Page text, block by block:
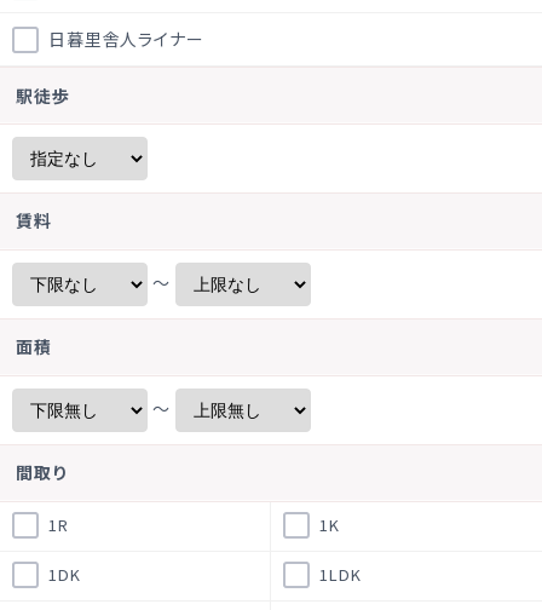
日暮里舎人ライナー
駅徒歩
賃料
～
面積
～
間取り
1R 1K
1DK 1LDK